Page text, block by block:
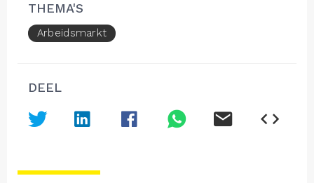
THEMA'S
Arbeidsmarkt
DEEL